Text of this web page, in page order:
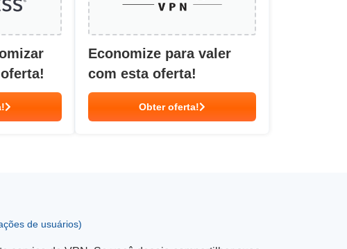
Economize para valer
com esta oferta!
Obter oferta!
de usuários)